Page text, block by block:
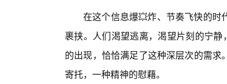
在这个信息爆💥炸、节奏飞快的时
裹挟。人们渴望逃离，渴望片刻的宁
的出现，恰恰满足了这种深层次的需
寄托，一种精神的慰藉。